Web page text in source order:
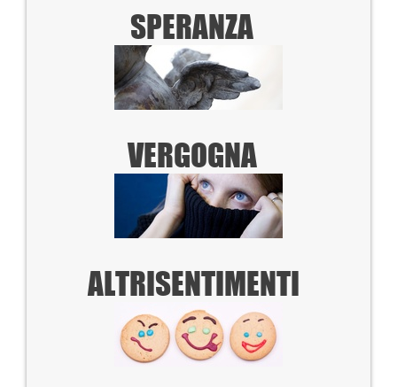
SPERANZA
VERGOGNA
ALTRISENTIMENTI